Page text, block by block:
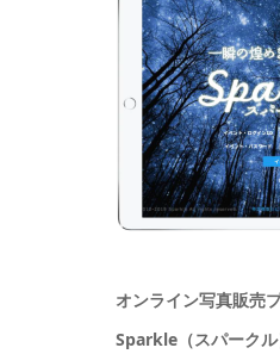
オンライン写真販売
Sparkle（スパーク